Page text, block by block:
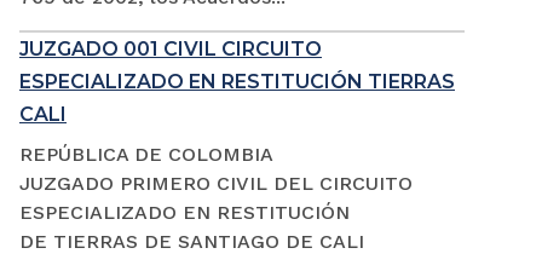
JUZGADO 001 CIVIL CIRCUITO
ESPECIALIZADO EN RESTITUCIÓN TIERRAS
CALI
REPÚBLICA DE COLOMBIA
JUZGADO PRIMERO CIVIL DEL CIRCUITO
ESPECIALIZADO EN RESTITUCIÓN
DE TIERRAS DE SANTIAGO DE CALI